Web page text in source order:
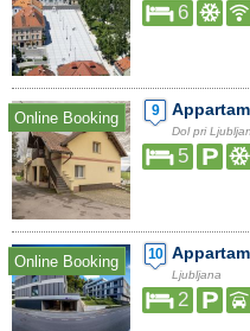
6
Online Booking 9
Dol pri
5
Online Booking 10
Ljubljana
2